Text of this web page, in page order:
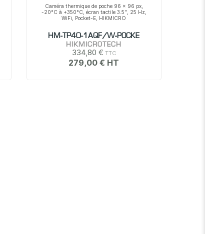
Caméra thermique de poche 96 x 96 px,
-20°C à +350°C, écran tactile 3.5'', 25 Hz,
WiFi, Pocket-E, HIKMICRO
HM-TP40-1AQF/W-POCKE
HIKMICROTECH
334,80 €
279,00 €